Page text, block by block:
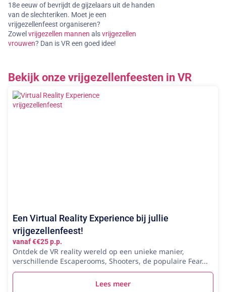
18e eeuw of bevrijdt de gijzelaars uit de handen
van de slechteriken. Moet je een
vrijgezellenfeest organiseren?
Zowel vrijgezellen mannen alsvrijgezellen
vrouwen? Dan is VR een goed idee!
Bekijk onze vrijgezellenfeesten in VR
Een Virtual Reality Experience bij jullie
vrijgezellenfeest!
vanaf €€25 p.p.
Ontdek de VR reality wereld op een unieke manier,
verschillende Escaperooms, Shooters, de populaire Fear...
Lees meer